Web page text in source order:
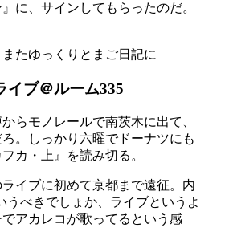
に、サインしてもらったのだ。
たゆっくりとまご日記に
イブ＠ルーム335
らモノレールで南茨木に出て、
。しっかり六曜でドーナツにも
カ・上』を読み切る。
イブに初めて京都まで遠征。内
べきでしょか、ライブというよ
アカレコが歌ってるという感